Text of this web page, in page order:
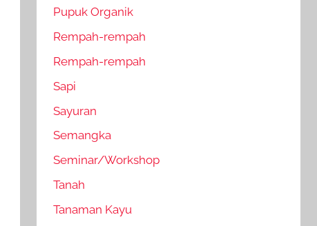
Pupuk Organik
Rempah-rempah
Rempah-rempah
Sapi
Sayuran
Semangka
Seminar/Workshop
Tanah
Tanaman Kayu